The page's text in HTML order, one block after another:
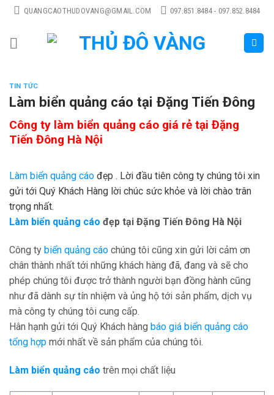
Skip
content
QUANGCAOTHUDOVANG@GMAIL.COM 097.851.8484 - 097.852.8484
TIN TỨC
Làm biển quảng cáo tại Đặng Tiến Đông
Công ty làm biển quảng cáo giá rẻ tại Đặng
Tiến Đông Hà Nội
Làm biển quảng cáo đẹp . Lời đầu tiên công ty chúng tôi xin
gửi tới Quý Khách Hàng lời chúc sức khỏe và lời chào trân
trọng nhất.
Làm biển quảng cáo đẹp tại Đặng Tiến Đông Hà Nội
Công ty biển quảng cáo chúng tôi cũng xin gửi lời cảm ơn
chân thành nhất tới những khách hàng đã, đang và sẽ cho
phép chúng tôi được trở thành người bạn đồng hành cũng
như đã dành sự tín nhiệm và ủng hộ tới sản phẩm, dịch vụ
mà công ty chúng tôi cung cấp.
Hân hạnh gửi tới Quý Khách hàng báo giá biển quảng cáo
tổng hợp mới nhất về sản phẩm của chúng tôi.
Làm biển quảng cáo trên mọi chất liệu